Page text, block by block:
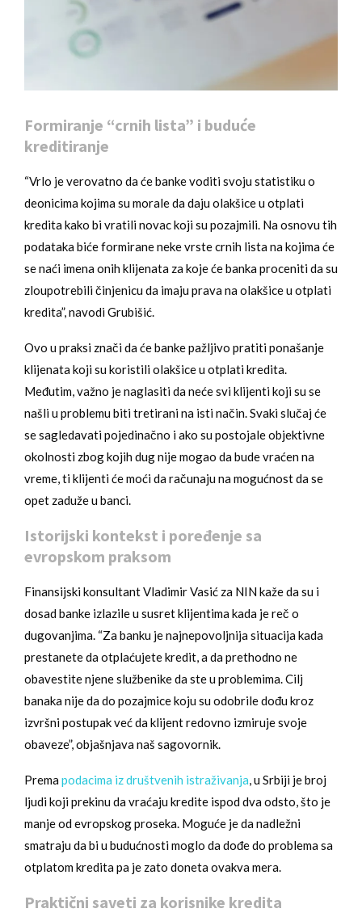
Formiranje “crnih lista” i buduće
kreditiranje
“Vrlo je verovatno da će banke voditi svoju statistiku o
deonicima kojima su morale da daju olakšice u otplati
kredita kako bi vratili novac koji su pozajmili. Na osnovu tih
podataka biće formirane neke vrste crnih lista na kojima će
se naći imena onih klijenata za koje će banka proceniti da su
zloupotrebili činjenicu da imaju prava na olakšice u otplati
kredita”, navodi Grubišić.
Ovo u praksi znači da će banke pažljivo pratiti ponašanje
klijenata koji su koristili olakšice u otplati kredita.
Međutim, važno je naglasiti da neće svi klijenti koji su se
našli u problemu biti tretirani na isti način. Svaki slučaj će
se sagledavati pojedinačno i ako su postojale objektivne
okolnosti zbog kojih dug nije mogao da bude vraćen na
vreme, ti klijenti će moći da računaju na mogućnost da se
opet zaduže u banci.
Istorijski kontekst i poređenje sa
evropskom praksom
Finansijski konsultant Vladimir Vasić za NIN kaže da su i
dosad banke izlazile u susret klijentima kada je reč o
dugovanjima. “Za banku je najnepovoljnija situacija kada
prestanete da otplaćujete kredit, a da prethodno ne
obavestite njene službenike da ste u problemima. Cilj
banaka nije da do pozajmice koju su odobrile dođu kroz
izvršni postupak već da klijent redovno izmiruje svoje
obaveze”, objašnjava naš sagovornik.
Premapodacima iz društvenih istraživanja, u Srbiji je broj
ljudi koji prekinu da vraćaju kredite ispod dva odsto, što je
manje od evropskog proseka. Moguće je da nadležni
smatraju da bi u budućnosti moglo da dođe do problema sa
otplatom kredita pa je zato doneta ovakva mera.
Praktični saveti za korisnike kredita